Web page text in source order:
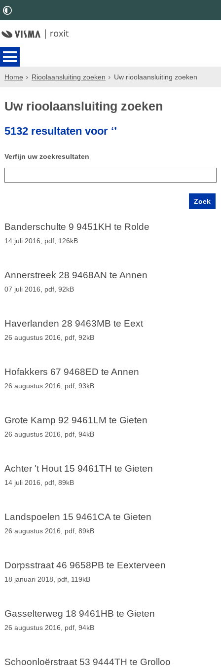
Home Rioolaansluiting zoeken Uw rioolaansluiting zoeken
Uw rioolaansluiting zoeken
5132 resultaten voor ‘’
Verfijn uw zoekresultaten
Banderschulte 9 9451KH te Rolde
14 juli 2016, pdf, 126kB
Annerstreek 28 9468AN te Annen
07 juli 2016, pdf, 92kB
Haverlanden 28 9463MB te Eext
26 augustus 2016, pdf, 92kB
Hofakkers 67 9468ED te Annen
26 augustus 2016, pdf, 93kB
Grote Kamp 92 9461LM te Gieten
26 augustus 2016, pdf, 94kB
Achter 't Hout 15 9461TH te Gieten
14 juli 2016, pdf, 89kB
Landspoelen 15 9461CA te Gieten
26 augustus 2016, pdf, 89kB
Dorpsstraat 46 9658PB te Eexterveen
18 januari 2018, pdf, 119kB
Gasselterweg 18 9461HB te Gieten
26 augustus 2016, pdf, 94kB
Schoonloërstraat 53 9444TH te Grolloo